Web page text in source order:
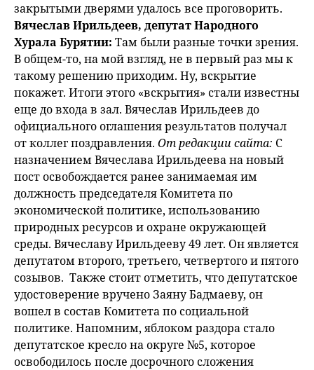
закрытыми дверями удалось все проговорить.
Вячеслав Ирильдеев, депутат Народного
Хурала Бурятии: Там были разные точки зрения.
В общем-то, на мой взгляд, не в первый раз мы к
такому решению приходим. Ну, вскрытие
покажет. Итоги этого «вскрытия» стали известны
еще до входа в зал. Вячеслав Ирильдеев до
официального оглашения результатов получал
от коллег поздравления. От редакции сайта: С
назначением Вячеслава Ирильдеева на новый
пост освобождается ранее занимаемая им
должность председателя Комитета по
экономической политике, использованию
природных ресурсов и охране окружающей
среды. Вячеславу Ирильдееву 49 лет. Он является
депутатом второго, третьего, четвертого и пятого
созывов. Также стоит отметить, что депутатское
удостоверение вручено Заяну Бадмаеву, он
вошел в состав Комитета по социальной
политике. Напомним, яблоком раздора стало
депутатское кресло на округе №5, которое
освободилось после досрочного сложения